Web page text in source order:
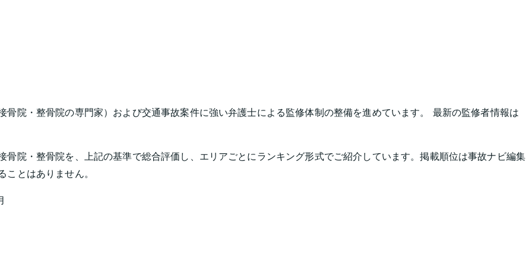
骨院・整骨院の専門家）および交通事故案件に強い弁護士による監修体制の整備を進めています。 最新の監修者情報は
骨院・整骨院を、上記の基準で総合評価し、エリアごとにランキング形式でご紹介しています。掲載順位は事故ナビ編集
とはありません。